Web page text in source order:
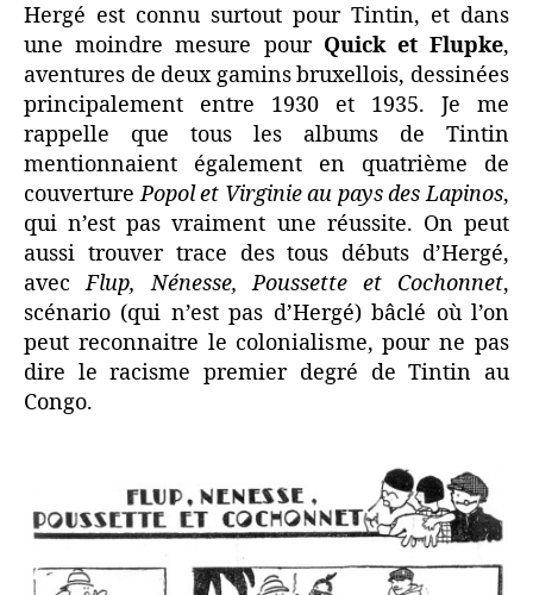
Hergé est connu surtout pour Tintin, et dans
une moindre mesure pour Quick et Flupke,
aventures de deux gamins bruxellois, dessinées
principalement entre 1930 et 1935. Je me
rappelle que tous les albums de Tintin
mentionnaient également en quatrième de
couverturePopol et Virginie au pays des Lapinos,
qui n’est pas vraiment une réussite. On peut
aussi trouver trace des tous débuts d’Hergé,
avecFlup, Nénesse, Poussette et Cochonnet,
scénario (qui n’est pas d’Hergé) bâclé où l’on
peut reconnaitre le colonialisme, pour ne pas
dire le racisme premier degré de Tintin au
Congo.